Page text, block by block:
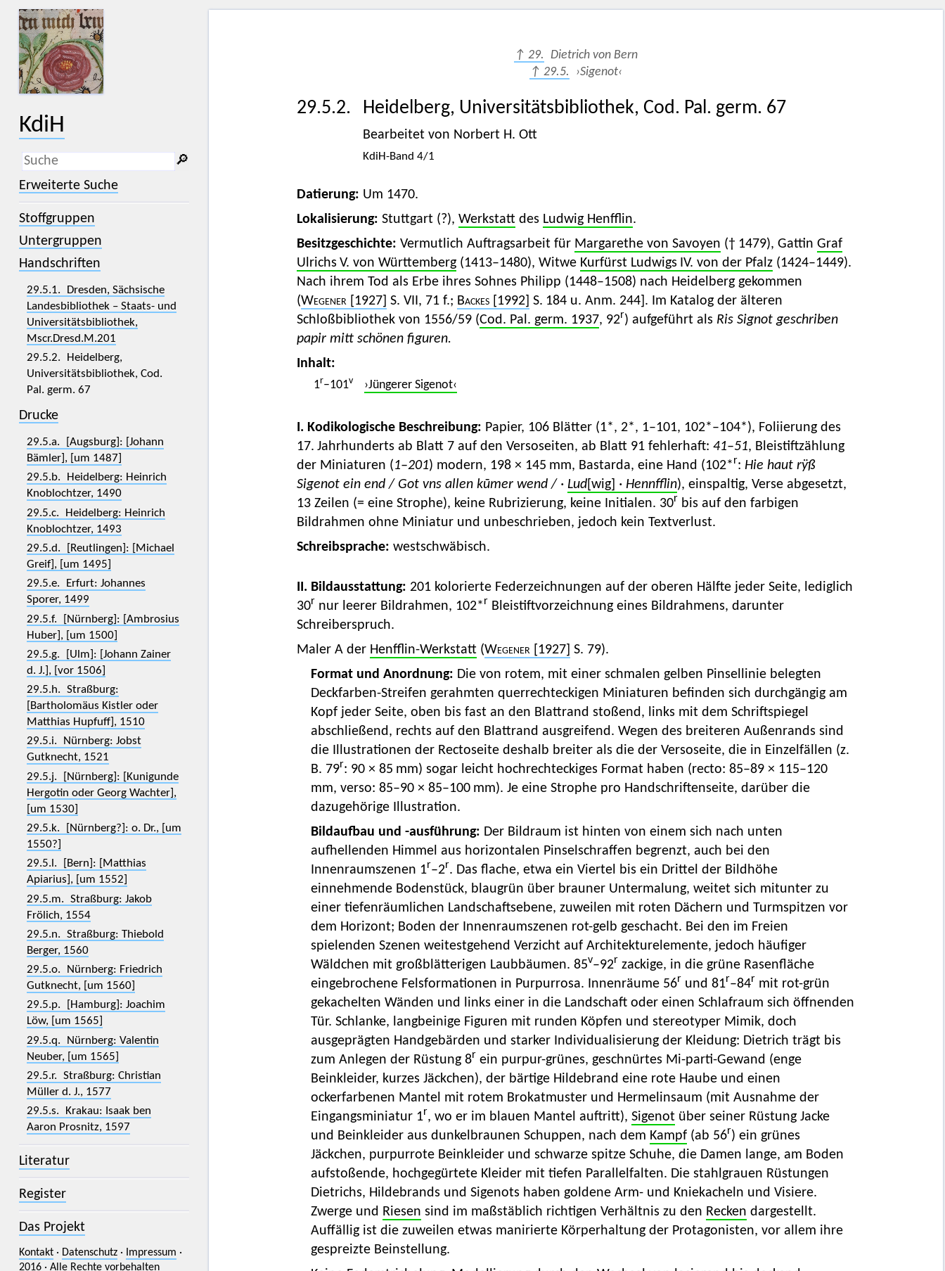
KdiH
_
(der Unterstrich) ist Platzhalter für
genau ein Zeichen.
% (das Prozentzeichen) ist Platzhalter
für kein, ein oder mehr als ein
🔎︎
Erweiterte Suche
Stoffgruppen
Untergruppen
Handschriften
29.5.1. Dresden, Sächsische
Landesbibliothek – Staats- und
Universitätsbibliothek,
Mscr.Dresd.M.201
29.5.2. Heidelberg,
Universitätsbibliothek, Cod.
Pal. germ. 67
Drucke
29.5.a. [Augsburg]: [Johann
Bämler], [um 1487]
29.5.b. Heidelberg: Heinrich
Knoblochtzer, 1490
29.5.c. Heidelberg: Heinrich
Knoblochtzer, 1493
29.5.d. [Reutlingen]: [Michael
Greif], [um 1495]
29.5.e. Erfurt: Johannes
Sporer, 1499
29.5.f. [Nürnberg]: [Ambrosius
Huber], [um 1500]
29.5.g. [Ulm]: [Johann Zainer
d. J.], [vor 1506]
29.5.h. Straßburg:
[Bartholomäus Kistler oder
Matthias Hupfuff], 1510
29.5.i. Nürnberg: Jobst
Gutknecht, 1521
29.5.j. [Nürnberg]: [Kunigunde
Hergotin oder Georg Wachter],
[um 1530]
29.5.k. [Nürnberg?]: o. Dr., [um
1550?]
29.5.l. [Bern]: [Matthias
Apiarius], [um 1552]
29.5.m. Straßburg: Jakob
Frölich, 1554
29.5.n. Straßburg: Thiebold
Berger, 1560
29.5.o. Nürnberg: Friedrich
Gutknecht, [um 1560]
29.5.p. [Hamburg]: Joachim
Löw, [um 1565]
29.5.q. Nürnberg: Valentin
Neuber, [um 1565]
29.5.r. Straßburg: Christian
Müller d. J., 1577
29.5.s. Krakau: Isaak ben
Aaron Prosnitz, 1597
Literatur
Register
Das Projekt
Kontakt· Datenschutz· Impressum ·
2016 · Alle Rechte vorbehalten
↑ 29. Dietrich von Bern
↑ 29.5. ›Sigenot‹
29.5.2. Heidelberg, Universitätsbibliothek, Cod. Pal. germ. 67
Bearbeitet von Norbert H. Ott
KdiH-Band 4/1
Datierung: Um 1470.
Lokalisierung: Stuttgart (?), Werkstattdes Ludwig Henfflin.
Besitzgeschichte: Vermutlich Auftragsarbeit für Margarethe von Savoyen († 1479), Gattin Graf
Ulrichs V. von Württemberg(1413–1480), Witwe Kurfürst Ludwigs IV. von der Pfalz(1424–1449).
Nach ihrem Tod als Erbe ihres Sohnes Philipp (1448–1508) nach Heidelberg gekommen
(Wegener[1927] S. VII, 71 f.; Backes[1992] S. 184 u. Anm. 244]. Im Katalog der älteren
Schloßbibliothek von 1556/59 (Cod. Pal. germ. 1937, 92r) aufgeführt als Ris Signot geschriben
papir mitt schönen figuren.
Inhalt:
1r–101v ›Jüngerer Sigenot‹
I. Kodikologische Beschreibung: Papier, 106 Blätter (1*, 2*, 1–101, 102*–104*), Foliierung des
17. Jahrhunderts ab Blatt 7 auf den Versoseiten, ab Blatt 91 fehlerhaft: 41–51, Bleistiftzählung
der Miniaturen (1–201) modern, 198 × 145 mm, Bastarda, eine Hand (102*r: Hie haut rÿß
Sigenot ein end / Got vns allen kūmer wend / · Lud[wig] · Hennfflin), einspaltig, Verse abgesetzt,
13 Zeilen (= eine Strophe), keine Rubrizierung, keine Initialen. 30r bis auf den farbigen
Bildrahmen ohne Miniatur und unbeschrieben, jedoch kein Textverlust.
Schreibsprache: westschwäbisch.
II. Bildausstattung: 201 kolorierte Federzeichnungen auf der oberen Hälfte jeder Seite, lediglich
30r nur leerer Bildrahmen, 102*r Bleistiftvorzeichnung eines Bildrahmens, darunter
Schreiberspruch.
Maler A der Henfflin-Werkstatt(Wegener[1927] S. 79).
Format und Anordnung: Die von rotem, mit einer schmalen gelben Pinsellinie belegten
Deckfarben-Streifen gerahmten querrechteckigen Miniaturen befinden sich durchgängig am
Kopf jeder Seite, oben bis fast an den Blattrand stoßend, links mit dem Schriftspiegel
abschließend, rechts auf den Blattrand ausgreifend. Wegen des breiteren Außenrands sind
die Illustrationen der Rectoseite deshalb breiter als die der Versoseite, die in Einzelfällen (z.
B. 79r: 90 × 85 mm) sogar leicht hochrechteckiges Format haben (recto: 85–89 × 115–120
mm, verso: 85–90 × 85–100 mm). Je eine Strophe pro Handschriftenseite, darüber die
dazugehörige Illustration.
Bildaufbau und -ausführung: Der Bildraum ist hinten von einem sich nach unten
aufhellenden Himmel aus horizontalen Pinselschraffen begrenzt, auch bei den
Innenraumszenen 1r–2r. Das flache, etwa ein Viertel bis ein Drittel der Bildhöhe
einnehmende Bodenstück, blaugrün über brauner Untermalung, weitet sich mitunter zu
einer tiefenräumlichen Landschaftsebene, zuweilen mit roten Dächern und Turmspitzen vor
dem Horizont; Boden der Innenraumszenen rot-gelb geschacht. Bei den im Freien
spielenden Szenen weitestgehend Verzicht auf Architekturelemente, jedoch häufiger
Wäldchen mit großblätterigen Laubbäumen. 85v–92r zackige, in die grüne Rasenfläche
eingebrochene Felsformationen in Purpurrosa. Innenräume 56r und 81r–84r mit rot-grün
gekachelten Wänden und links einer in die Landschaft oder einen Schlafraum sich öffnenden
Tür. Schlanke, langbeinige Figuren mit runden Köpfen und stereotyper Mimik, doch
ausgeprägten Handgebärden und starker Individualisierung der Kleidung: Dietrich trägt bis
zum Anlegen der Rüstung 8r ein purpur-grünes, geschnürtes Mi-parti-Gewand (enge
Beinkleider, kurzes Jäckchen), der bärtige Hildebrand eine rote Haube und einen
ockerfarbenen Mantel mit rotem Brokatmuster und Hermelinsaum (mit Ausnahme der
Eingangsminiatur 1r, wo er im blauen Mantel auftritt), Sigenotüber seiner Rüstung Jacke
und Beinkleider aus dunkelbraunen Schuppen, nach dem Kampf(ab 56r) ein grünes
Jäckchen, purpurrote Beinkleider und schwarze spitze Schuhe, die Damen lange, am Boden
aufstoßende, hochgegürtete Kleider mit tiefen Parallelfalten. Die stahlgrauen Rüstungen
Dietrichs, Hildebrands und Sigenots haben goldene Arm- und Kniekacheln und Visiere.
Zwerge und Riesen sind im maßstäblich richtigen Verhältnis zu den Recken dargestellt.
Auffällig ist die zuweilen etwas manirierte Körperhaltung der Protagonisten, vor allem ihre
gespreizte Beinstellung.